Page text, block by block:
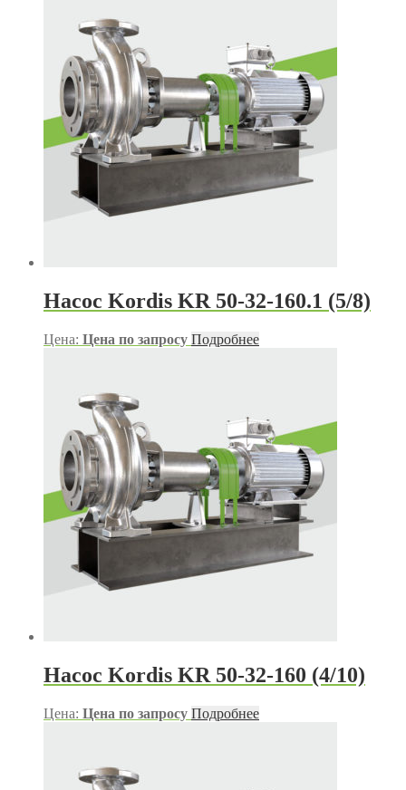
Насос Kordis KR 50-32-160.1 (5/8)
Цена: Цена по запросу Подробнее
Насос Kordis KR 50-32-160 (4/10)
Цена: Цена по запросу Подробнее